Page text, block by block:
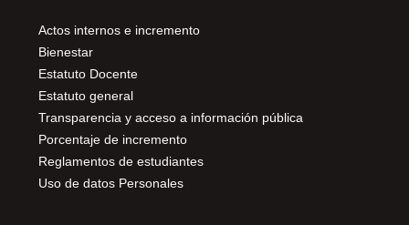
Actos internos e incremento
Bienestar
Estatuto Docente
Estatuto general
Transparencia y acceso a información pública
Porcentaje de incremento
Reglamentos de estudiantes
Uso de datos Personales